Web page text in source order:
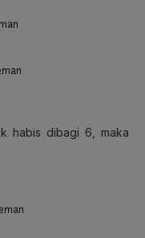
habis dibagi 6, maka